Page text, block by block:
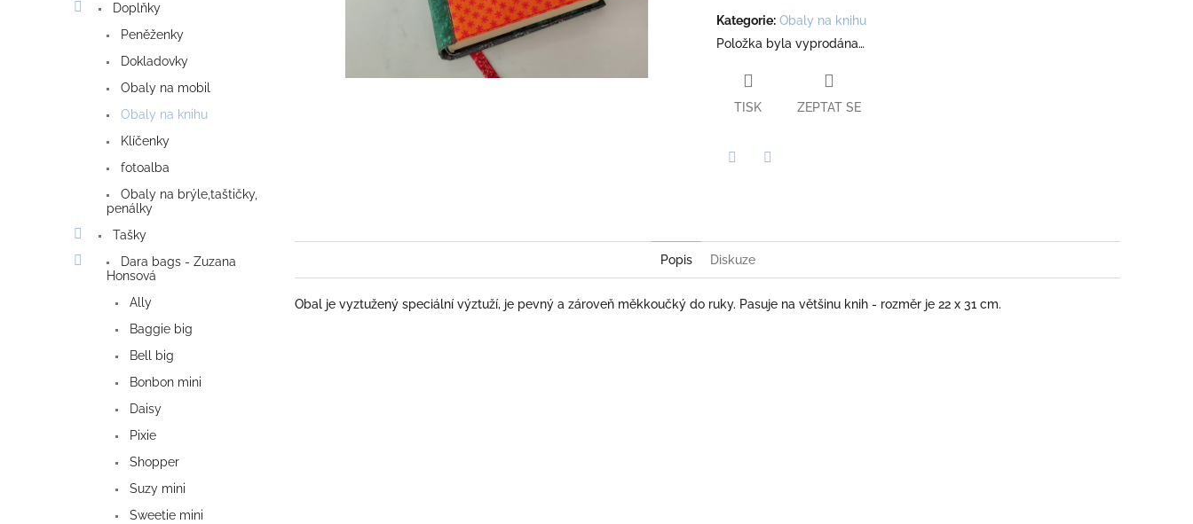
Doplňky
Peněženky
Dokladovky
Obaly na mobil
Obaly na knihu
Klíčenky
fotoalba
Obaly na brýle,taštičky,
penálky
Tašky
Dara bags - Zuzana
Honsová
Ally
Baggie big
Bell big
Bonbon mini
Daisy
Pixie
Shopper
Suzy mini
Sweetie mini
Kategorie: Obaly na knihu
Položka byla vyprodána…
TISK ZEPTAT SE
Popis Diskuze
Obal je vyztužený speciální výztuží, je pevný a zároveň měkkoučký do ruky. Pasuje na většinu knih - rozměr je 22 x 31 cm.